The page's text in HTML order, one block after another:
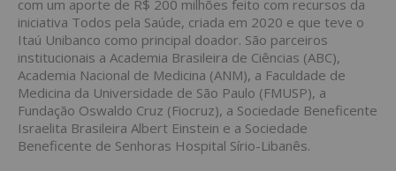
com um aporte de R$ 200 milhões feito com recursos da
iniciativa Todos pela Saúde, criada em 2020 e que teve o
Itaú Unibanco como principal doador. São parceiros
institucionais a Academia Brasileira de Ciências (ABC),
Academia Nacional de Medicina (ANM), a Faculdade de
Medicina da Universidade de São Paulo (FMUSP), a
Fundação Oswaldo Cruz (Fiocruz), a Sociedade Beneficente
Israelita Brasileira Albert Einstein e a Sociedade
Beneficente de Senhoras Hospital Sírio-Libanês.